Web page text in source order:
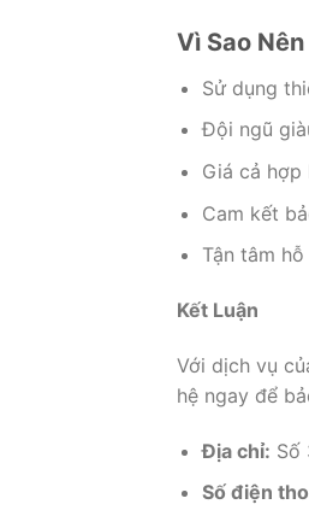
Vì Sao
Sử dụng
Đội ngũ
Giá cả hợp
Cam kết
Tận tâm
Kết Luận
Với dịch vụ
hệ ngay để
Địa chỉ: Số
Số điện